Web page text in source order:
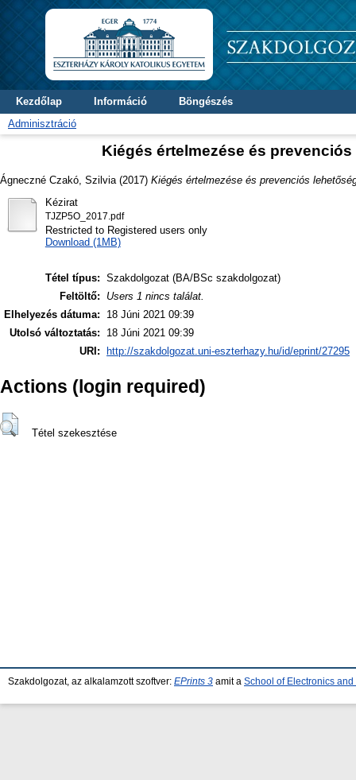
Kezdőlap Információ
Böngészés
Adminisztráció
Kiégés értelmezése és
Ágneczné Czakó, Szilvia (2017) Kiégés értelmezése és prevenciós
Kézirat
TJZP5O_2017.pdf
Restricted to Registered users only
Download (1MB)
Tétel típus: Szakdolgozat (BA/BSc szakdolgozat)
Feltöltő:
Users 1 nincs találat.
Elhelyezés dátuma:
18 Júni 2021 09:39
Utolsó változtatás:
18 Júni 2021 09:39
URI:
http://szakdolgozat.uni-eszterhazy.hu/id/eprint/27295
Actions (login required)
Tétel szekesztése
Szakdolgozat, az alkalamzott szoftver: EPrints 3 amit a School of Electronics